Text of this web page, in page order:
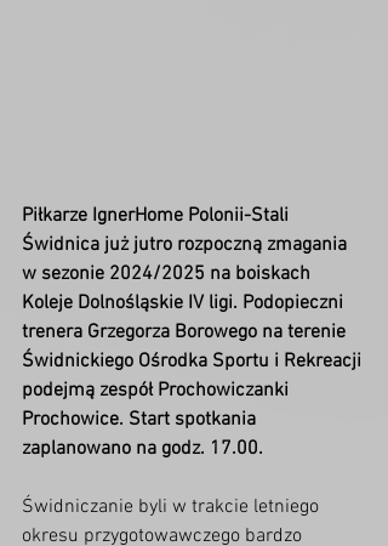
Piłkarze IgnerHome Polonii-Stali
Świdnica już jutro rozpoczną zmagania
w sezonie 2024/2025 na boiskach
Koleje Dolnośląskie IV ligi. Podopieczni
trenera Grzegorza Borowego na terenie
Świdnickiego Ośrodka Sportu i Rekreacji
podejmą zespół Prochowiczanki
Prochowice. Start spotkania
zaplanowano na godz. 17.00.
Świdniczanie byli w trakcie letniego
okresu przygotowawczego bardzo